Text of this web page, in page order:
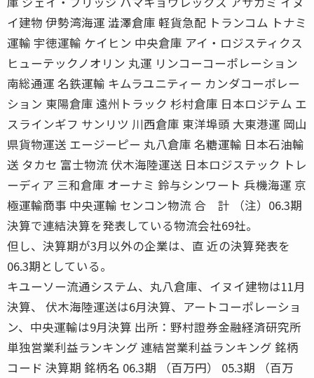
イ建物 伊勢湾海運 澁澤倉庫 軽貨急配 トランコム トナミ
運輸 宇徳運輸 ケイヒン 中央倉庫 アイ・ロジスティクス
ヒューテックノオリン 丸運 リンコーコーポレーション
南総通運 名鉄運輸 キムラユニティー カンダコーポレー
ション 東陽倉庫 遠州トラック 杉村倉庫 日本ロジテム エ
スラインギフ サンリツ 川西倉庫 東洋埠頭 大東港運 岡山
県貨物運送 エージーピー 丸八倉庫 名糖運輸 日本石油輸
送 タカセ 富士物流 伏木海陸運送 日本ロジステック トレ
ーディア 三和倉庫 オーナミ 鈴与シンワート 兵機海運 京
極運輸商事 中央運輸 センコン物流 合 計 （注）06.3期
決算で連結決算を発表している物流会社69社。
但し、決算期が3月以外の企業は、直 近の決算発表を
06.3期としている。
キユーソー流通システム、丸八倉庫、イヌイ建物は11月
決算、 伏木海陸運送は6月決算、アートコーポレーショ
ン、中央運輸は9月決算 出所：野村證券金融経済研究所
単独営業利益ランキング 連結営業利益ランキング 銘柄
コード 決算期 銘柄名 06.3期 （百万円） 05.3期 （百万